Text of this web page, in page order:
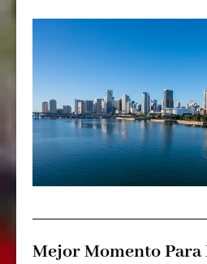
Mejor Momento Para